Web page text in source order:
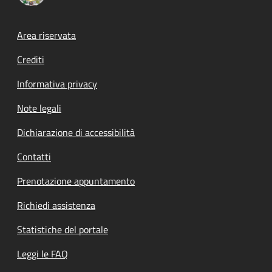
Footer menu
Area riservata
Crediti
Informativa privacy
Note legali
Dichiarazione di accessibilità
Contatti
Prenotazione appuntamento
Richiedi assistenza
Statistiche del portale
Leggi le FAQ